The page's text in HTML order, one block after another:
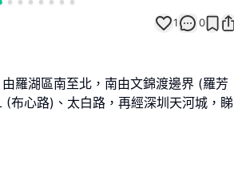
1 0
羅湖區南至北，南由文錦渡邊界 (羅芳
布心路)、太白路，再經深圳天河城，睇